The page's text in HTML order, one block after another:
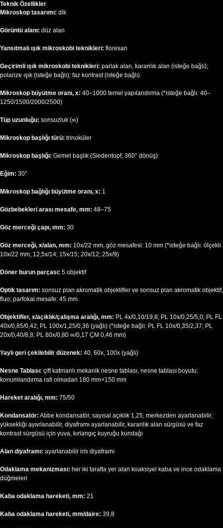
Teknik Özellikler
Mikroskop tasarımı: dik
Görüntü alanı: düz alan
Yansıtmalı ışık mikroskobi teknikleri: floresan
Geçirimli ışık mikroskobi teknikleri: parlak alan, karanlık alan (isteğe bağlı);
polarize ışık (isteğe bağlı); faz kontrast (isteğe bağlı)
Mikroskop büyütme oranı, x: 40–1000 temel yapılandırma (*isteğe bağlı: 40–
1250/1500/2000/2500)
Tüp uzunluğu: sonsuzluk (∞)
Mikroskop başlığı türü: trinoküler
Mikroskop başlığı: Gemel başlık (Siedentopf, 360° dönüş)
Eğim: 30°
Mikroskop bağlığı büyütme oranı, x: 1
Gözbebekleri arası mesafe, mm: 48–75
Göz merceği çapı, mm: 30
Göz merceği, x/alan, mm: 10х/22 mm, göz mesafesi: 10 mm (*isteğe bağlı: ölçekli
10x/22 mm, 12,5x/14; 15x/15; 20x/12; 25x/9)
Döner burun parçası: 5 objektif
Optik tasarım: sonsuz plan akromatik objektifler ve sonsuz plan akromatik objektif,
fluo; parfokal mesafe: 45 mm
Objektifler, x/açıklık/çalışma aralığı, mm: PL 4x/0,10/19,8; PL 10x/0,25/5,0; PL FL
40x/0,85/0,42; PL 100x/1,25/0,36 (yağlı) (*isteğe bağlı: PL FL 10x/0,35/2,37; PL
20х/0,40/8,8; PL 60x/0,80 ∞/0,17 ÇM 0,46 mm)
Yaylı geri çekilebilir düzenek: 40, 60х, 100x (yağlı)
Nesne Tablası: çift katmanlı mekanik nesne tablası, nesne tablası boyutu:
konumlandırma rafı olmadan 180 mm×150 mm
Hareket aralığı, mm: 75/50
Kondansatör: Abbe kondansatör, sayısal açıklık 1,25, merkezden ayarlanabilir,
yüksekliği ayarlanabilir, diyaframı ayarlanabilir, karanlık alan sürgüsü ve faz
kontrast sürgüsü için yuva, kırlangıç kuyruğu kundağı
Alan diyaframı: ayarlanabilir iris diyaframı
Odaklama mekanizması: her iki tarafta yer alan koaksiyel kaba ve ince odaklama
düğmeleri
Kaba odaklama hareketi, mm: 21
Kaba odaklama hareketi, mm/daire: 39,8